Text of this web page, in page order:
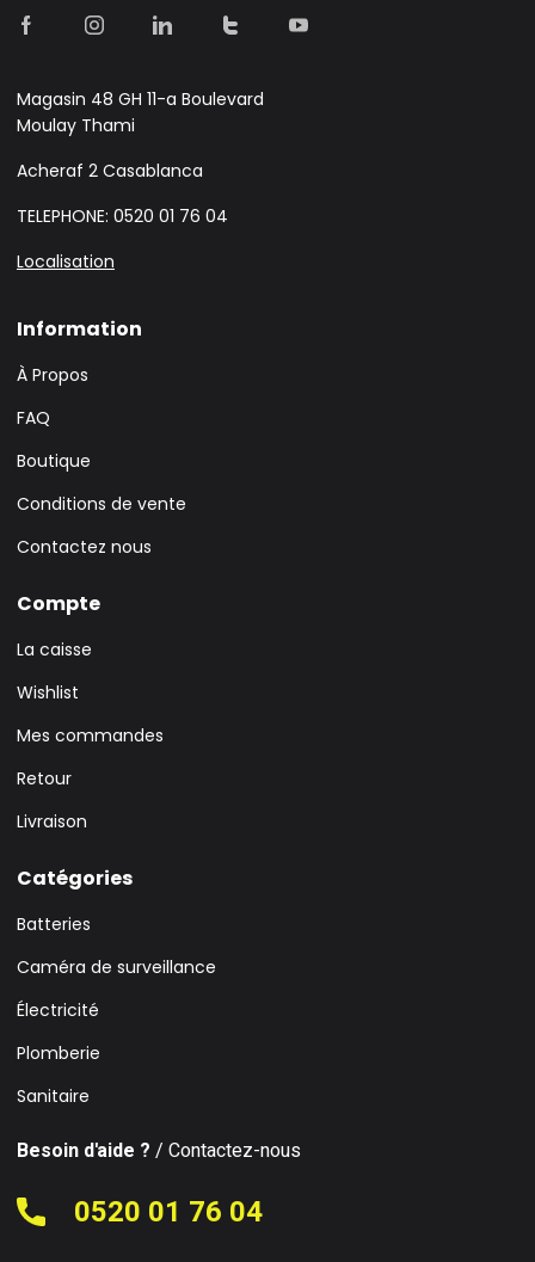
Magasin 48 GH 11-a Boulevard
Moulay Thami
Acheraf 2 Casablanca
TELEPHONE: 0520 01 76 04
Localisation
Information
À Propos
FAQ
Boutique
Conditions de vente
Contactez nous
Compte
La caisse
Wishlist
Mes commandes
Retour
Livraison
Catégories
Batteries
Caméra de surveillance
Électricité
Plomberie
Sanitaire
Besoin d'aide ? / Contactez-nous
0520 01 76 04